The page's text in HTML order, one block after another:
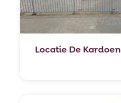
Locatie De Kardoen